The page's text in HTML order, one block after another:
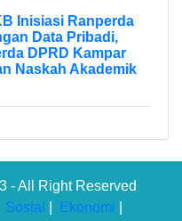
Inisiasi Ranperda
Data Pribadi,
DPRD Kampar
Naskah Akademik
- All Right Reserved
Sosial Ekonomi